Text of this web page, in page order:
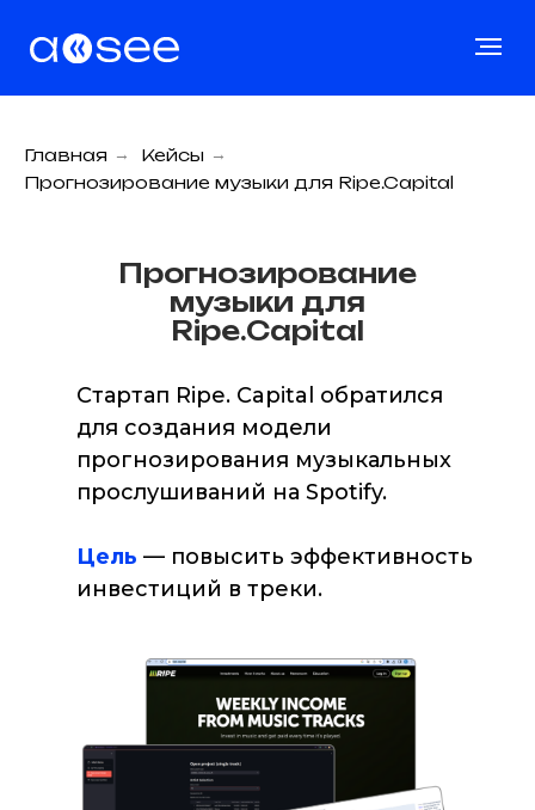
Главная → Кейсы →
Прогнозирование музыки для Ripe.Capital
Стартап Ripe. Capital обратился
для создания модели
прогнозирования музыкальных
прослушиваний на Spotify.
Цель — повысить эффективность
инвестиций в треки.
Прогнозирование
музыки для
Ripe.Capital